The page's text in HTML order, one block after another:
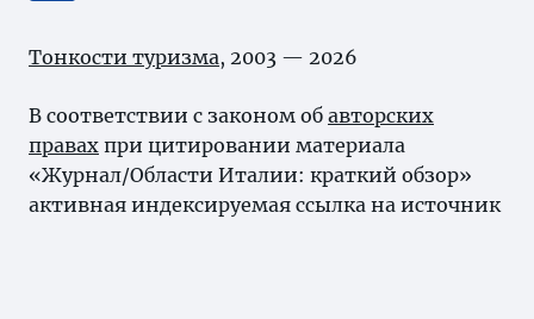
Тонкости туризма, 2003 — 2026
В соответствии с законом об авторских
правах при цитировании материала
«Журнал/Области Италии: краткий обзор»
активная индексируемая ссылка на источник